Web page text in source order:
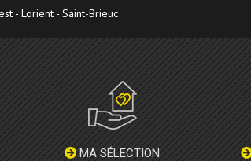
- Lorient - Saint-Brieuc
MA SÉLECTION